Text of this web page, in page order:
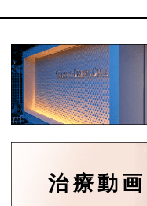
治療動画